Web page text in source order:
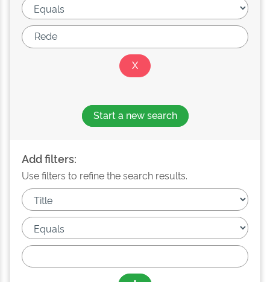
Start a new search
Add filters:
Use filters to refine the search results.